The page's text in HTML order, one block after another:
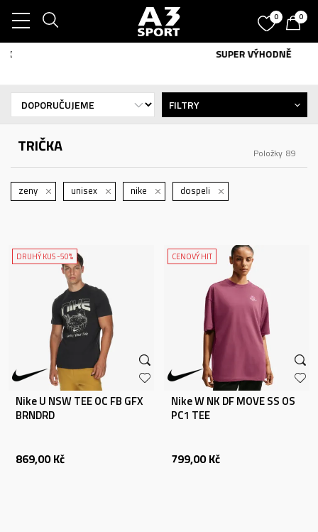
0 0
TRIČKA 89
Položky
FILTRY
zeny unisex nike dospeli
DRUHÝ KUS -50%
Nike U NSW TEE OC FB GFX
BRNDRD
869,00 Kč
CENOVÝ HIT
Nike W NK DF MOVE SS OS
PC1 TEE
799,00 Kč